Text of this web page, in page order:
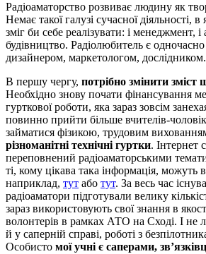
Радіоаматорство розвиває людину як
Немає такої галузі сучасної діяльності,
зміг би себе реалізувати: і менеджмент, і
будівництво. Радіолюбитель є
дизайнером, маркетологом, дослідником.
В першу чергу, потрібно змінити зміст
Необхідно знову почати фінансування
гурткової роботи, яка зараз зовсім
повинно прийти більше вчителів-
займатися фізикою, трудовим
різноманітні технічні гуртки. Інтернет
переповнений радіоаматорськими
ті, кому цікава така інформація, можуть
наприклад, тут або тут. За весь час
радіоаматори підготували велику
зараз використовують свої знання в
волонтерів в рамках АТО на Сході. І не
й у саперній справі, роботі з
Особисто мої учні є саперами,